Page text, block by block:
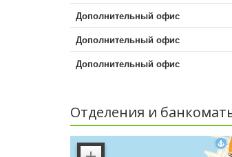
Дополнительный офис
Дополнительный офис
Дополнительный офис
Отделения и